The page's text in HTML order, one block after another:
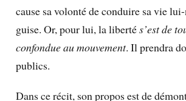
cause sa volonté de conduire sa vie
guise. Or, pour lui, la libertés’est de
confondue au mouvement. Il prendra
publics.
Dans ce récit, son propos est de